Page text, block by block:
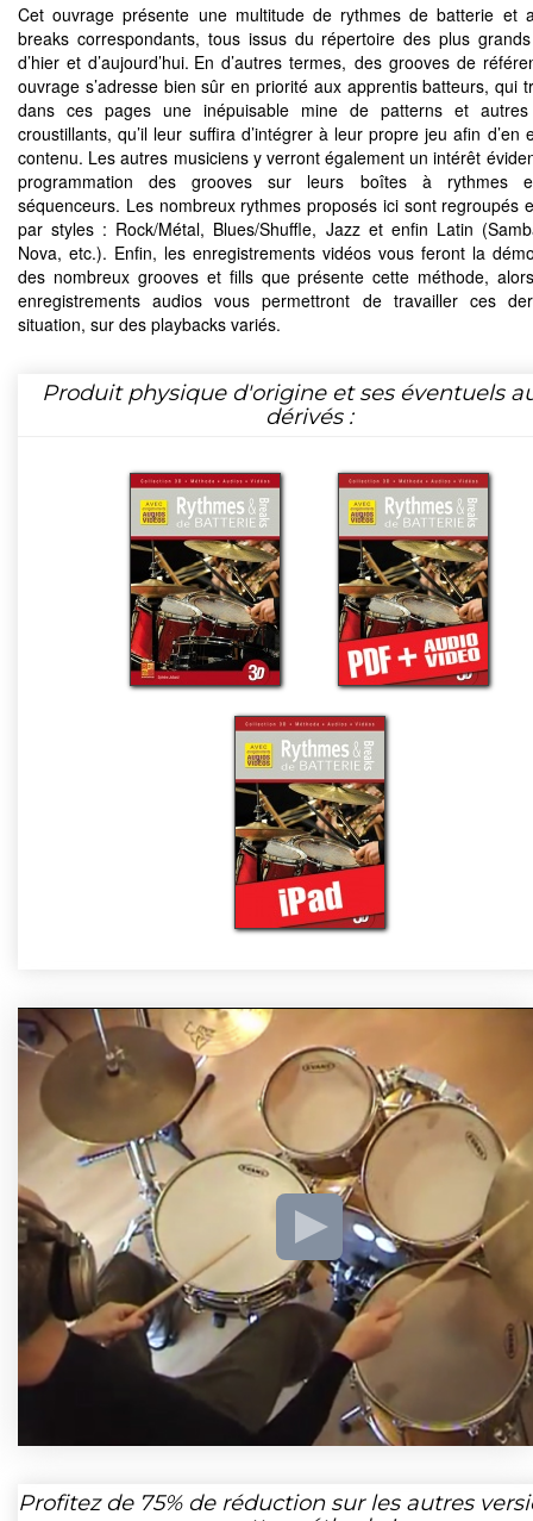
Cet ouvrage présente une multitude de rythmes de batterie et
breaks correspondants, tous issus du répertoire des plus
d’hier et d’aujourd’hui. En d’autres termes, des grooves de
ouvrage s’adresse bien sûr en priorité aux apprentis batteurs, qui
dans ces pages une inépuisable mine de patterns et autres
croustillants, qu’il leur suffira d’intégrer à leur propre jeu afin d’en
contenu. Les autres musiciens y verront également un intérêt
programmation des grooves sur leurs boîtes à rythmes
séquenceurs. Les nombreux rythmes proposés ici sont regroupés
par styles : Rock/Métal, Blues/Shuffle, Jazz et enfin Latin
Nova, etc.). Enfin, les enregistrements vidéos vous feront la
des nombreux grooves et fills que présente cette méthode,
enregistrements audios vous permettront de travailler ces
situation, sur des playbacks variés.
Produit physique d'origine et ses éventuels
dérivés :
Profitez de 75%de réduction sur les autres